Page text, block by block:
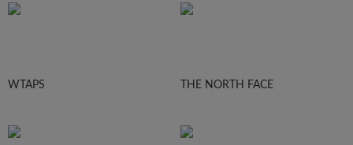
WTAPS THE NORTH FACE